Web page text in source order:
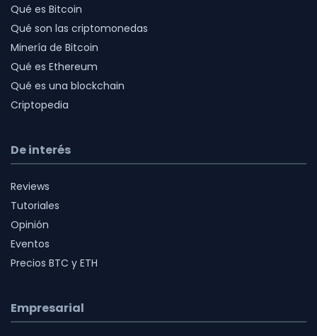
Qué es Bitcoin
Qué son las criptomonedas
Minería de Bitcoin
Qué es Ethereum
Qué es una blockchain
Criptopedia
De interés
Reviews
Tutoriales
Opinión
Eventos
Precios BTC y ETH
Empresarial